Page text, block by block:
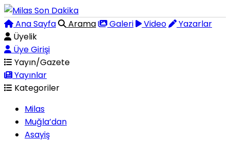
Ana Sayfa Arama Galeri Video
Yazarlar
Üyelik
Üye Girişi
Yayın/Gazete
Yayınlar
Kategoriler
Milas
Muğla’dan
Asayiş